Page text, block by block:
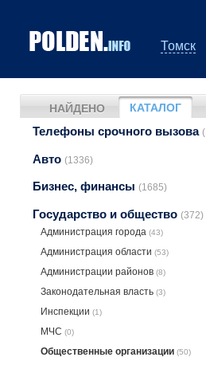
Томск
НАЙДЕНО КАТАЛОГ
Телефоны срочного вызова
Авто (1336)
Бизнес, финансы (1685)
Государство и общество (372)
Администрация города (43)
Администрация области (53)
Администрации районов (8)
Законодательная власть (3)
Инспекции (1)
МЧС (0)
Общественные организации (50)